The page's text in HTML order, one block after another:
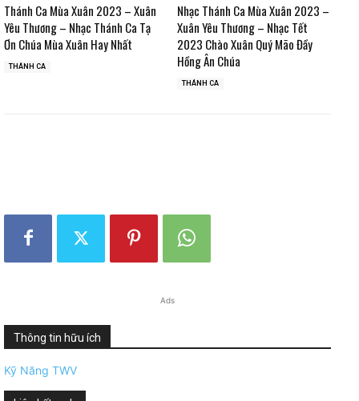
Thánh Ca Mùa Xuân 2023 – Xuân
Yêu Thương – Nhạc Thánh Ca Tạ
Ơn Chúa Mùa Xuân Hay Nhất
THÁNH CA
Nhạc Thánh Ca Mùa Xuân 2023 –
Xuân Yêu Thương – Nhạc Tết
2023 Chào Xuân Quý Mão Đầy
Hồng Ân Chúa
THÁNH CA
Ads
Thông tin hữu ích
Kỹ Năng TWV